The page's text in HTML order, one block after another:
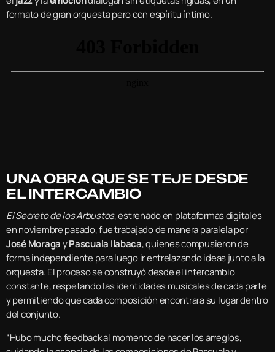
formato de gran orquesta pero con espíritu íntimo.
UNA OBRA QUE SE TEJE DESDE
EL INTERCAMBIO
El Secreto de los Arbustos, estrenado en plataformas digitales
en noviembre pasado, fue trabajado de manera paralela por
José MoragayPascuala Ilabaca, quienes compusieron de
forma independiente para luego ir entrelazando ideas junto a la
orquesta. El proceso se construyó desde el intercambio
constante, respetando las identidades musicales de cada parte
y permitiendo que cada composición encontrara su lugar dentro
del conjunto.
“Hubo mucho feedback al momento de hacer los arreglos,